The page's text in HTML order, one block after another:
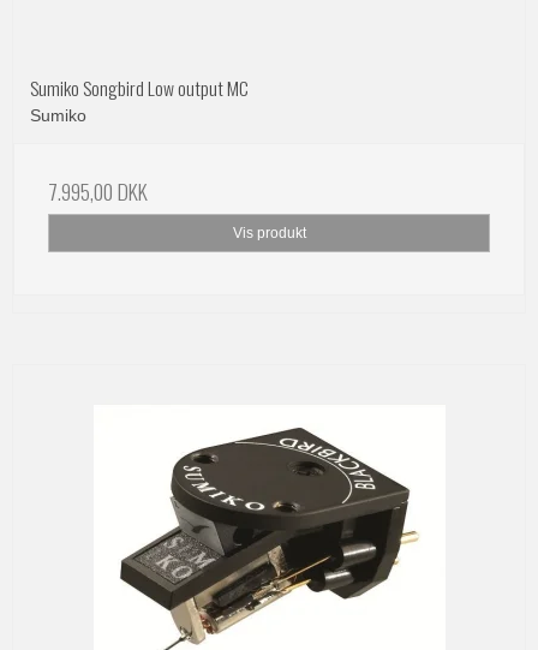
Sumiko Songbird Low output MC
Sumiko
7.995,00 DKK
Vis produkt